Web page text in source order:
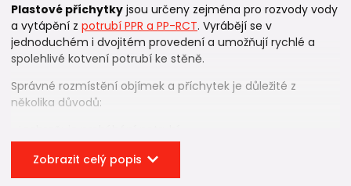
Plastové příchytky jsou určeny zejména pro rozvody vody
a vytápění z potrubí PPR a PP-RCT. Vyrábějí se v
jednoduchém i dvojitém provedení a umožňují rychlé a
spolehlivé kotvení potrubí ke stěně.
Správné rozmístění objímek a příchytek je důležité z
několika důvodů:
✅ pomáhá udržet správný spád
Zobrazit celý popis